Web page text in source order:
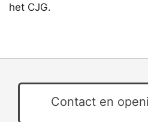
het CJG.
Contact en